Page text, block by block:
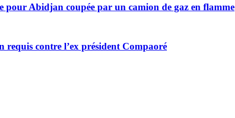
pour Abidjan coupée par un camion de gaz en flamme
requis contre l’ex président Compaoré